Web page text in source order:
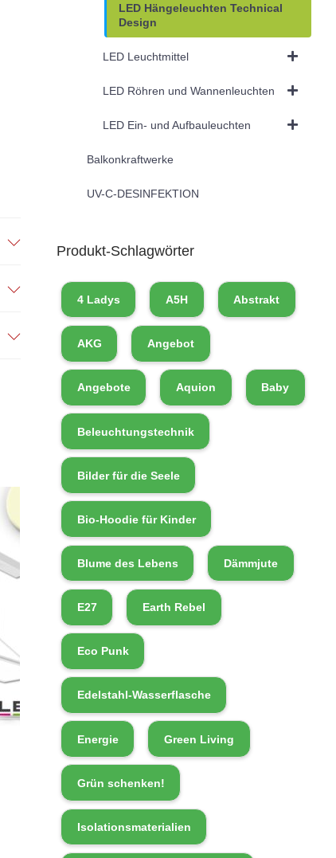
LED Hängeleuchten Technical
Design
LED Leuchtmittel
LED Röhren und Wannenleuchten
LED Ein- und Aufbauleuchten
Balkonkraftwerke
UV-C-DESINFEKTION
Produkt-Schlagwörter
4 Ladys A5H Abstrakt
AKG Angebot
Angebote Aquion Baby
Beleuchtungstechnik
Bilder für die Seele
Bio-Hoodie für Kinder
Blume des Lebens Dämmjute
E27 Earth Rebel
Eco Punk
Edelstahl-Wasserflasche
Energie Green Living
Grün schenken!
Isolationsmaterialien